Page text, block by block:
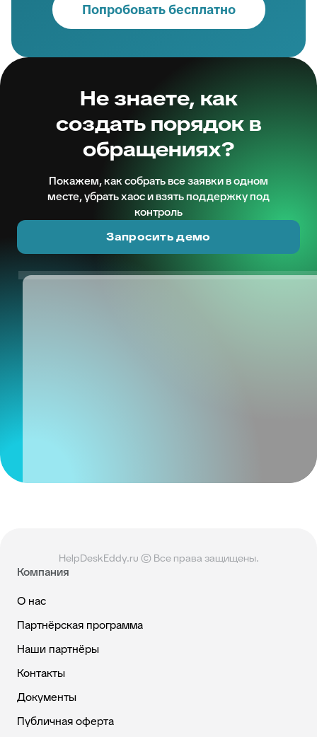
Попробовать бесплатно
Не знаете, как
создать порядок в
обращениях?
Покажем, как собрать все заявки в одном
месте, убрать хаос и взять поддержку под
контроль
Запросить демо
HelpDeskEddy.ru © Все права защищены.
Компания
О нас
Партнёрская программа
Наши партнёры
Контакты
Документы
Публичная оферта